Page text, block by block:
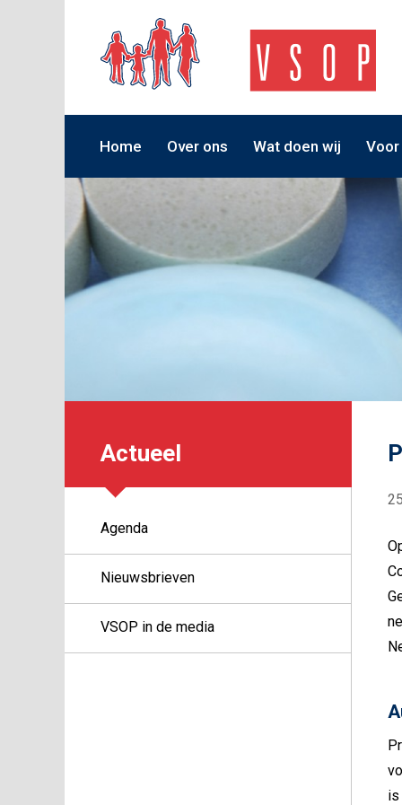
Home Over ons Wat doen wij
Actueel
Agenda
Nieuwsbrieven
VSOP in de media
is